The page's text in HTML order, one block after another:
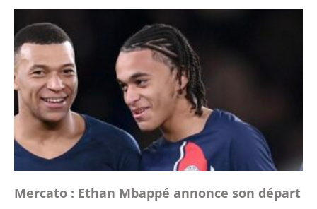
Mercato : Ethan Mbappé annonce son départ